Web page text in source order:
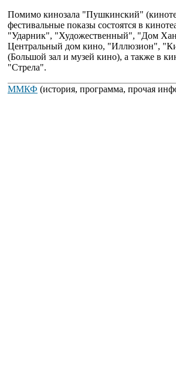
Помимо кинозала "Пушкинский"
фестивальные показы состоятся в
"Ударник", "Художественный", "Дом
Центральный дом кино, "Иллюзион",
(Большой зал и музей кино), а также в
"Стрела".
ММКФ (история, программа, прочая